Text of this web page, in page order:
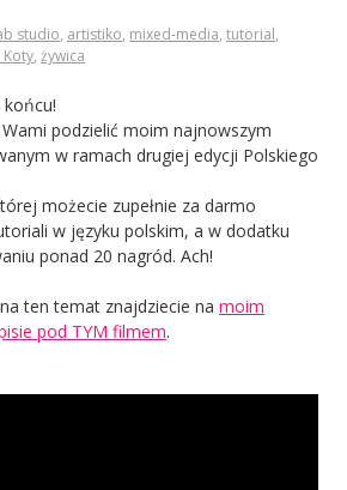
studio, artistiko, mixed-media, tutorial,
, żywica
końcu!
podzielić moim najnowszym
w ramach drugiej edycji Polskiego
możecie zupełnie za darmo
w języku polskim, a w dodatku
ponad 20 nagród. Ach!
ten temat znajdziecie na moim
pod TYM filmem.